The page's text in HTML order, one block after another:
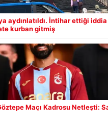
aydınlatıldı. İntihar ettiği
kurban gitmiş
Maçı Kadrosu Netleşti: